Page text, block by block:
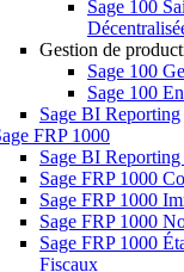
Sage 100
Gestion de
Sage 100
Sage 100
Sage BI Reporting
FRP 1000
Sage BI
Sage FRP 1000
Sage FRP 1000
Sage FRP 1000
Sage FRP 1000
Fiscaux